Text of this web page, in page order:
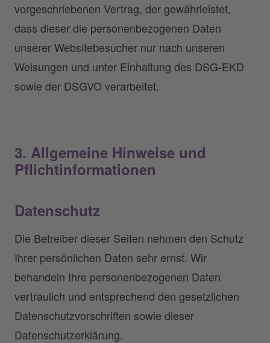
vorgeschriebenen Vertrag, der gewährleistet,
dass dieser die personenbezogenen Daten
unserer Websitebesucher nur nach unseren
Weisungen und unter Einhaltung des DSG-EKD
sowie der DSGVO verarbeitet.
3. Allgemeine Hinweise und
Pflicht­informationen
Datenschutz
Die Betreiber dieser Seiten nehmen den Schutz
Ihrer persönlichen Daten sehr ernst. Wir
behandeln Ihre personenbezogenen Daten
vertraulich und entsprechend den gesetzlichen
Datenschutzvorschriften sowie dieser
Datenschutzerklärung.